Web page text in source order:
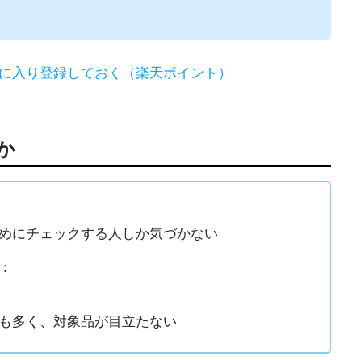
入り登録しておく（楽天ポイント）
にチェックする人しか気づかない
多く、対象品が目立たない